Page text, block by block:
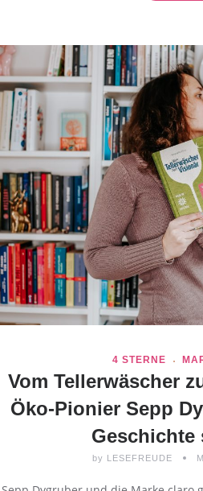
4 STERNE
Vom Tellerwäscher
Öko-Pionier Sepp
Geschichte
by LESEFREUDE